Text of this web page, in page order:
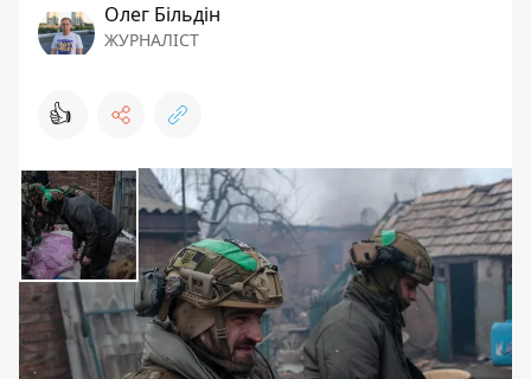
Олег Більдін
ЖУРНАЛІСТ
👍